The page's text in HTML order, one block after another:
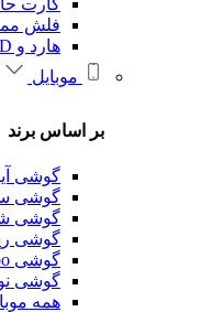
کارت
فلش
هارد و SSD اکسترنال
موبایل
بر اساس برند
گوشی
گوشی
گوشی
گوشی
گوشی Oppo
گوشی
همه